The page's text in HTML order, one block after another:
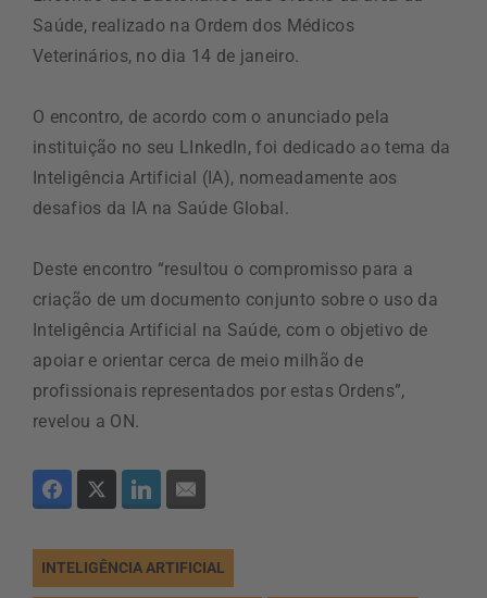
Saúde, realizado na Ordem dos Médicos
Veterinários, no dia 14 de janeiro.
O encontro, de acordo com o anunciado pela
instituição no seu LInkedIn, foi dedicado ao tema da
Inteligência Artificial (IA), nomeadamente aos
desafios da IA na Saúde Global.
Deste encontro “resultou o compromisso para a
criação de um documento conjunto sobre o uso da
Inteligência Artificial na Saúde, com o objetivo de
apoiar e orientar cerca de meio milhão de
profissionais representados por estas Ordens”,
revelou a ON.
INTELIGÊNCIA ARTIFICIAL